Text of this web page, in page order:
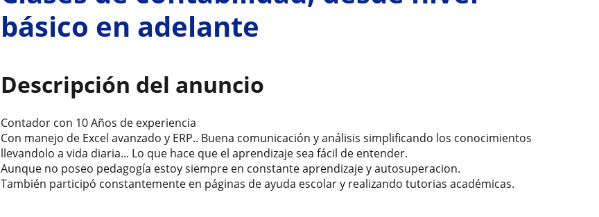
básico en adelante
Descripción del anuncio
Contador con 10 Años de experiencia
Con manejo de Excel avanzado y ERP.. Buena comunicación y análisis simplificando los conocimientos
llevandolo a vida diaria... Lo que hace que el aprendizaje sea fácil de entender.
Aunque no poseo pedagogía estoy siempre en constante aprendizaje y autosuperacion.
También participó constantemente en páginas de ayuda escolar y realizando tutorias académicas.